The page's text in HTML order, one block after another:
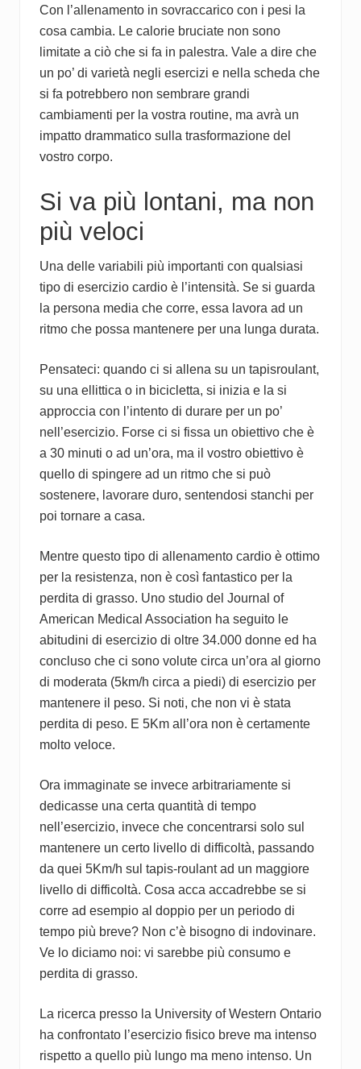
Con l’allenamento in sovraccarico con i pesi la
cosa cambia. Le calorie bruciate non sono
limitate a ciò che si fa in palestra. Vale a dire che
un po’ di varietà negli esercizi e nella scheda che
si fa potrebbero non sembrare grandi
cambiamenti per la vostra routine, ma avrà un
impatto drammatico sulla trasformazione del
vostro corpo.
Si va più lontani, ma non
più veloci
Una delle variabili più importanti con qualsiasi
tipo di esercizio cardio è l’intensità. Se si guarda
la persona media che corre, essa lavora ad un
ritmo che possa mantenere per una lunga durata.
Pensateci: quando ci si allena su un tapisroulant,
su una ellittica o in bicicletta, si inizia e la si
approccia con l’intento di durare per un po’
nell’esercizio. Forse ci si fissa un obiettivo che è
a 30 minuti o ad un’ora, ma il vostro obiettivo è
quello di spingere ad un ritmo che si può
sostenere, lavorare duro, sentendosi stanchi per
poi tornare a casa.
Mentre questo tipo di allenamento cardio è ottimo
per la resistenza, non è così fantastico per la
perdita di grasso. Uno studio del Journal of
American Medical Association ha seguito le
abitudini di esercizio di oltre 34.000 donne ed ha
concluso che ci sono volute circa un’ora al giorno
di moderata (5km/h circa a piedi) di esercizio per
mantenere il peso. Si noti, che non vi è stata
perdita di peso. E 5Km all’ora non è certamente
molto veloce.
Ora immaginate se invece arbitrariamente si
dedicasse una certa quantità di tempo
nell’esercizio, invece che concentrarsi solo sul
mantenere un certo livello di difficoltà, passando
da quei 5Km/h sul tapis-roulant ad un maggiore
livello di difficoltà. Cosa acca accadrebbe se si
corre ad esempio al doppio per un periodo di
tempo più breve? Non c’è bisogno di indovinare.
Ve lo diciamo noi: vi sarebbe più consumo e
perdita di grasso.
La ricerca presso la University of Western Ontario
ha confrontato l’esercizio fisico breve ma intenso
rispetto a quello più lungo ma meno intenso. Un